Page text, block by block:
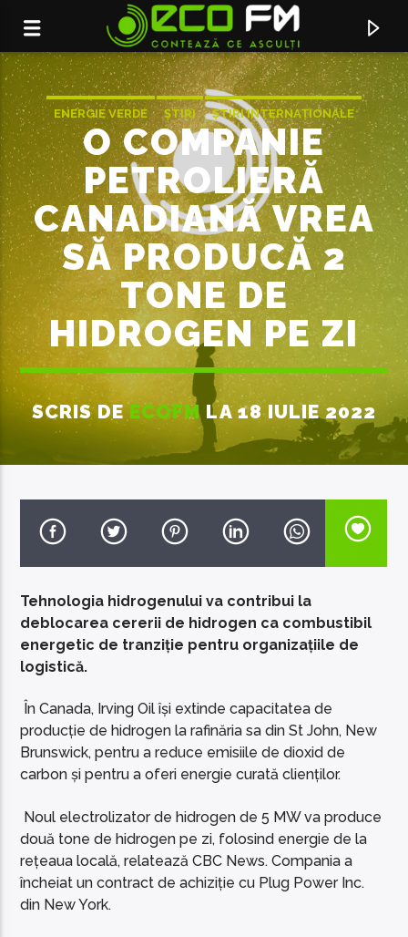
ACUM ÎN DIRECT
CONTEAZA CE ASCULTI
ECO FM
EcoFM Chisinau
ENERGIE VERDE ȘTIRI ȘTIRI INTERNAȚIONALE
O COMPANIE
PETROLIERĂ
CANADIANĂ VREA
SĂ PRODUCĂ 2
TONE DE
HIDROGEN PE ZI
SCRIS DEECOFM LA 18 IULIE 2022
Tehnologia hidrogenului va contribui la
deblocarea cererii de hidrogen ca combustibil
energetic de tranziție pentru organizațiile de
logistică.
În Canada, Irving Oil își extinde capacitatea de
producție de hidrogen la rafinăria sa din St John, New
Brunswick, pentru a reduce emisiile de dioxid de
carbon și pentru a oferi energie curată clienților.
Noul electrolizator de hidrogen de 5 MW va produce
două tone de hidrogen pe zi, folosind energie de la
rețeaua locală, relatează CBC News. Compania a
încheiat un contract de achiziție cu Plug Power Inc.
din New York.